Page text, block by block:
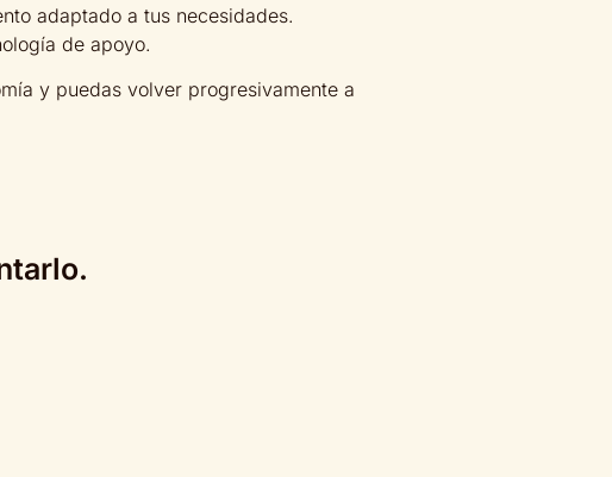
adaptado a tus necesidades.
de apoyo.
y puedas volver progresivamente a